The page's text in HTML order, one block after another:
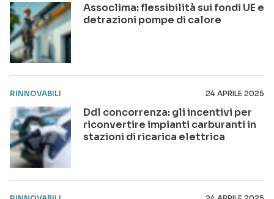
Assoclima: flessibilità sui fondi UE e
detrazioni pompe di calore
RINNOVABILI 24 APRILE 2025
Ddl concorrenza: gli incentivi per
riconvertire impianti carburanti in
stazioni di ricarica elettrica